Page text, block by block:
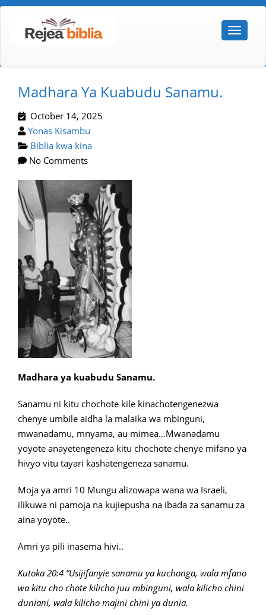
Madhara Ya Kuabudu Sanamu.
October 14, 2025
Yonas Kisambu
Biblia kwa kina
No Comments
Madhara ya kuabudu Sanamu.
Sanamu ni kitu chochote kile kinachotengenezwa
chenye umbile aidha la malaika wa mbinguni,
mwanadamu, mnyama, au mimea…Mwanadamu
yoyote anayetengeneza kitu chochote chenye mifano ya
hivyo vitu tayari kashatengeneza sanamu.
Moja ya amri 10 Mungu alizowapa wana wa Israeli,
ilikuwa ni pamoja na kujiepusha na ibada za sanamu za
aina yoyote..
Amri ya pili inasema hivi..
Kutoka 20:4 “Usijifanyie sanamu ya kuchonga, wala mfano
wa kitu cho chote kilicho juu mbinguni, wala kilicho chini
duniani, wala kilicho majini chini ya dunia.